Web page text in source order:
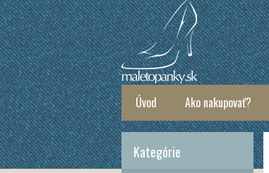
Úvod Ako nakupovať?
Kategórie